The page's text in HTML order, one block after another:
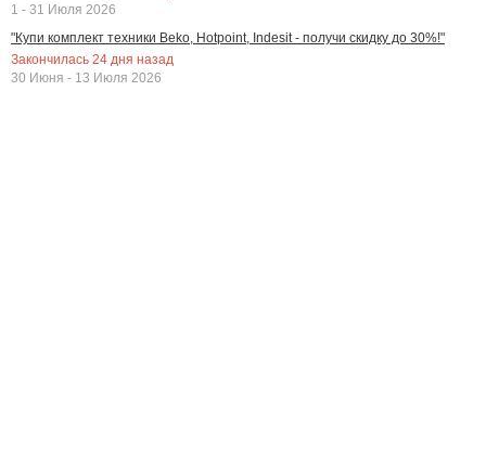
1 - 31 Июля 2026
"Купи комплект техники Beko, Hotpoint, Indesit - получи скидку до 30%!"
Закончилась 24 дня назад
30 Июня - 13 Июля 2026